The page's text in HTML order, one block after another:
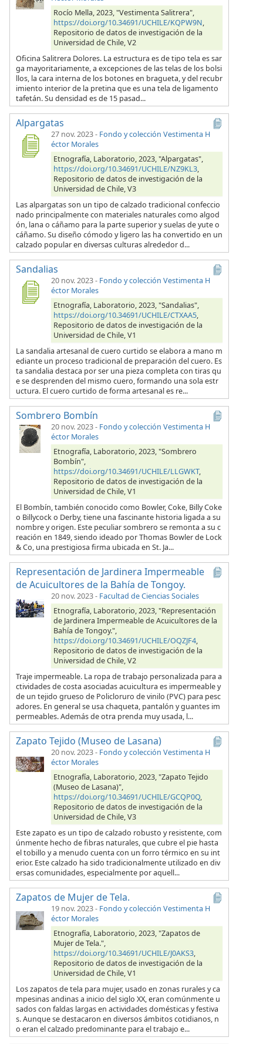
Rocío Mella, 2023, "Vestimenta Salitrera",
https://doi.org/10.34691/UCHILE/KQPW9N,
Repositorio de datos de investigación de la
Universidad de Chile, V2
Oficina Salitrera Dolores. La estructura es de tipo tela es sar
ga mayoritariamente, a excepciones de las telas de los bolsi
llos, la cara interna de los botones en bragueta, y del recubr
imiento interior de la pretina que es una tela de ligamento
tafetán. Su densidad es de 15 pasad...
Alpargatas
27 nov. 2023- Fondo y colección Vestimenta H
éctor Morales
Etnografía, Laboratorio, 2023, "Alpargatas",
https://doi.org/10.34691/UCHILE/NZ9KL3,
Repositorio de datos de investigación de la
Universidad de Chile, V3
Las alpargatas son un tipo de calzado tradicional confeccio
nado principalmente con materiales naturales como algod
ón, lana o cáñamo para la parte superior y suelas de yute o
cáñamo. Su diseño cómodo y ligero las ha convertido en un
calzado popular en diversas culturas alrededor d...
Sandalias
20 nov. 2023- Fondo y colección Vestimenta H
éctor Morales
Etnografía, Laboratorio, 2023, "Sandalias",
https://doi.org/10.34691/UCHILE/CTXAA5,
Repositorio de datos de investigación de la
Universidad de Chile, V1
La sandalia artesanal de cuero curtido se elabora a mano m
ediante un proceso tradicional de preparación del cuero. Es
ta sandalia destaca por ser una pieza completa con tiras qu
e se desprenden del mismo cuero, formando una sola estr
uctura. El cuero curtido de forma artesanal es re...
Sombrero Bombín
20 nov. 2023- Fondo y colección Vestimenta H
éctor Morales
Etnografía, Laboratorio, 2023, "Sombrero
Bombín",
https://doi.org/10.34691/UCHILE/LLGWKT,
Repositorio de datos de investigación de la
Universidad de Chile, V1
El Bombín, también conocido como Bowler, Coke, Billy Coke
o Billycock o Derby, tiene una fascinante historia ligada a su
nombre y origen. Este peculiar sombrero se remonta a su c
reación en 1849, siendo ideado por Thomas Bowler de Lock
& Co, una prestigiosa firma ubicada en St. Ja...
Representación de Jardinera Impermeable
de Acuicultores de la Bahía de Tongoy.
20 nov. 2023- Facultad de Ciencias Sociales
Etnografía, Laboratorio, 2023, "Representación
de Jardinera Impermeable de Acuicultores de la
Bahía de Tongoy.",
https://doi.org/10.34691/UCHILE/OQZJF4,
Repositorio de datos de investigación de la
Universidad de Chile, V2
Traje impermeable. La ropa de trabajo personalizada para a
ctividades de costa asociadas acuicultura es impermeable y
de un tejido grueso de Policloruro de vinilo (PVC) para pesc
adores. En general se usa chaqueta, pantalón y guantes im
permeables. Además de otra prenda muy usada, l...
Zapato Tejido (Museo de Lasana)
20 nov. 2023- Fondo y colección Vestimenta H
éctor Morales
Etnografía, Laboratorio, 2023, "Zapato Tejido
(Museo de Lasana)",
https://doi.org/10.34691/UCHILE/GCQP0Q,
Repositorio de datos de investigación de la
Universidad de Chile, V3
Este zapato es un tipo de calzado robusto y resistente, com
únmente hecho de fibras naturales, que cubre el pie hasta
el tobillo y a menudo cuenta con un forro térmico en su int
erior. Este calzado ha sido tradicionalmente utilizado en div
ersas comunidades, especialmente por aquell...
Zapatos de Mujer de Tela.
19 nov. 2023- Fondo y colección Vestimenta H
éctor Morales
Etnografía, Laboratorio, 2023, "Zapatos de
Mujer de Tela.",
https://doi.org/10.34691/UCHILE/J0AKS3,
Repositorio de datos de investigación de la
Universidad de Chile, V1
Los zapatos de tela para mujer, usado en zonas rurales y ca
mpesinas andinas a inicio del siglo XX, eran comúnmente u
sados con faldas largas en actividades domésticas y festiva
s. Aunque se destacaron en diversos ámbitos cotidianos, n
o eran el calzado predominante para el trabajo e...